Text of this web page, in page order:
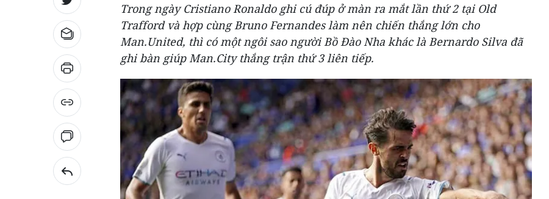
Trong ngày Cristiano Ronaldo ghi cú đúp ở màn ra mắt lần thứ 2 tại Old
Trafford và hợp cùng Bruno Fernandes làm nên chiến thắng lớn cho
Man.United, thì có một ngôi sao người Bồ Đào Nha khác là Bernardo Silva đã
ghi bàn giúp Man.City thắng trận thứ 3 liên tiếp.